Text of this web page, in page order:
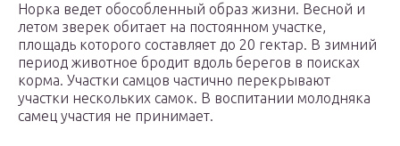
Норка ведет обособленный образ жизни. Весной и
летом зверек обитает на постоянном участке,
площадь которого составляет до 20 гектар. В зимний
период животное бродит вдоль берегов в поисках
корма. Участки самцов частично перекрывают
участки нескольких самок. В воспитании молодняка
самец участия не принимает.